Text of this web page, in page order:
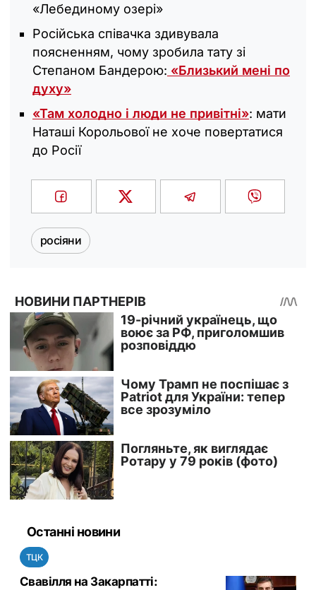
«Лебединому озері»
Російська співачка здивувала
поясненням, чому зробила тату зі
Степаном Бандерою: «Близький мені по
духу»
«Там холодно і люди не привітні»: мати
Наташі Корольової не хоче повертатися
до Росії
росіяни
Останні новини
ТЦК
Свавілля на Закарпатті: